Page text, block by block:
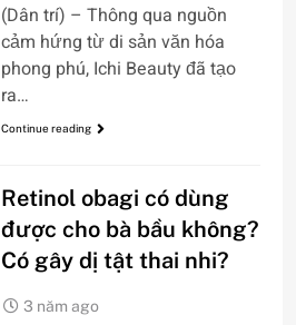
(Dân trí) – Thông qua nguồn
cảm hứng từ di sản văn hóa
phong phú, Ichi Beauty đã tạo
ra…
Continue reading
Retinol obagi có dùng
được cho bà bầu không?
Có gây dị tật thai nhi?
3 năm ago